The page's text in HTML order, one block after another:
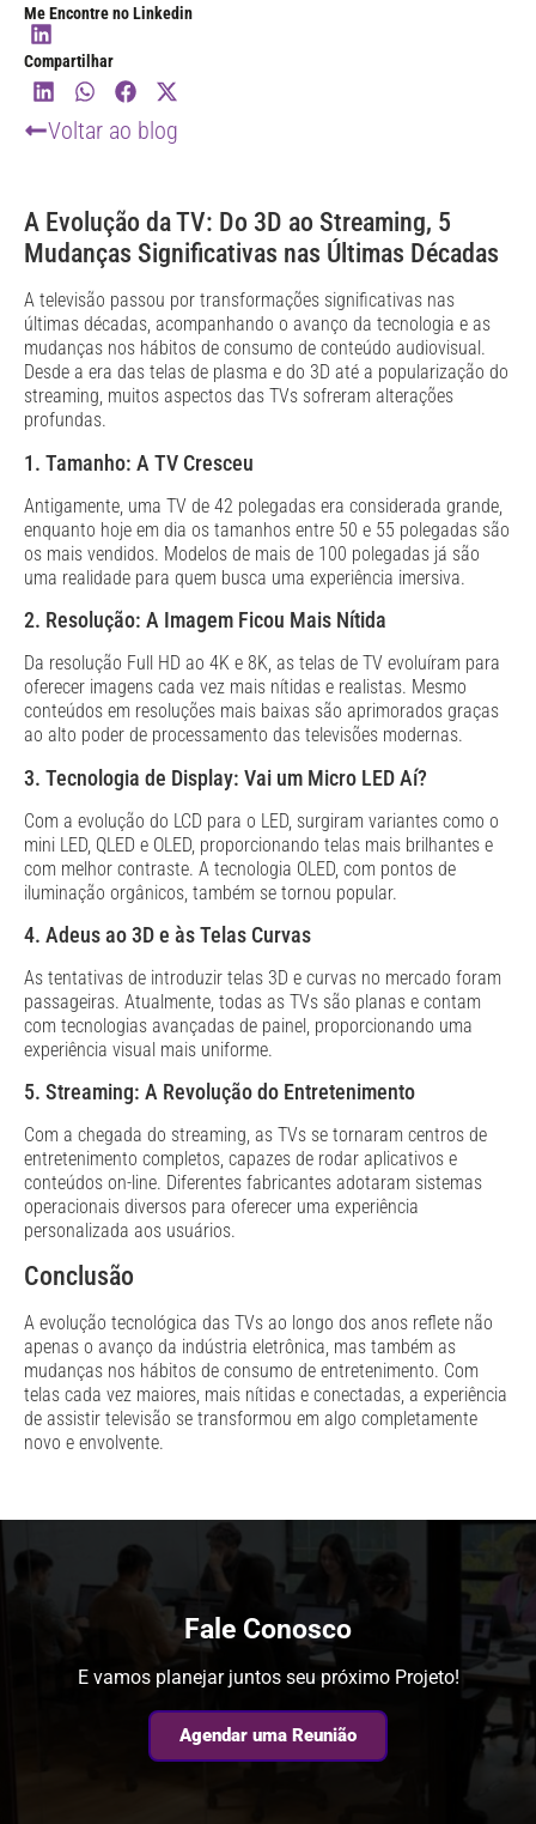
Me Encontre no Linkedin
Compartilhar
Voltar ao blog
A Evolução da TV: Do 3D ao Streaming, 5
Mudanças Significativas nas Últimas Décadas
A televisão passou por transformações significativas nas
últimas décadas, acompanhando o avanço da tecnologia e as
mudanças nos hábitos de consumo de conteúdo audiovisual.
Desde a era das telas de plasma e do 3D até a popularização do
streaming, muitos aspectos das TVs sofreram alterações
profundas.
1. Tamanho: A TV Cresceu
Antigamente, uma TV de 42 polegadas era considerada grande,
enquanto hoje em dia os tamanhos entre 50 e 55 polegadas são
os mais vendidos. Modelos de mais de 100 polegadas já são
uma realidade para quem busca uma experiência imersiva.
2. Resolução: A Imagem Ficou Mais Nítida
Da resolução Full HD ao 4K e 8K, as telas de TV evoluíram para
oferecer imagens cada vez mais nítidas e realistas. Mesmo
conteúdos em resoluções mais baixas são aprimorados graças
ao alto poder de processamento das televisões modernas.
3. Tecnologia de Display: Vai um Micro LED Aí?
Com a evolução do LCD para o LED, surgiram variantes como o
mini LED, QLED e OLED, proporcionando telas mais brilhantes e
com melhor contraste. A tecnologia OLED, com pontos de
iluminação orgânicos, também se tornou popular.
4. Adeus ao 3D e às Telas Curvas
As tentativas de introduzir telas 3D e curvas no mercado foram
passageiras. Atualmente, todas as TVs são planas e contam
com tecnologias avançadas de painel, proporcionando uma
experiência visual mais uniforme.
5. Streaming: A Revolução do Entretenimento
Com a chegada do streaming, as TVs se tornaram centros de
entretenimento completos, capazes de rodar aplicativos e
conteúdos on-line. Diferentes fabricantes adotaram sistemas
operacionais diversos para oferecer uma experiência
personalizada aos usuários.
Conclusão
A evolução tecnológica das TVs ao longo dos anos reflete não
apenas o avanço da indústria eletrônica, mas também as
mudanças nos hábitos de consumo de entretenimento. Com
telas cada vez maiores, mais nítidas e conectadas, a experiência
de assistir televisão se transformou em algo completamente
novo e envolvente.
Fale Conosco
E vamos planejar juntos seu próximo Projeto!
Agendar uma Reunião